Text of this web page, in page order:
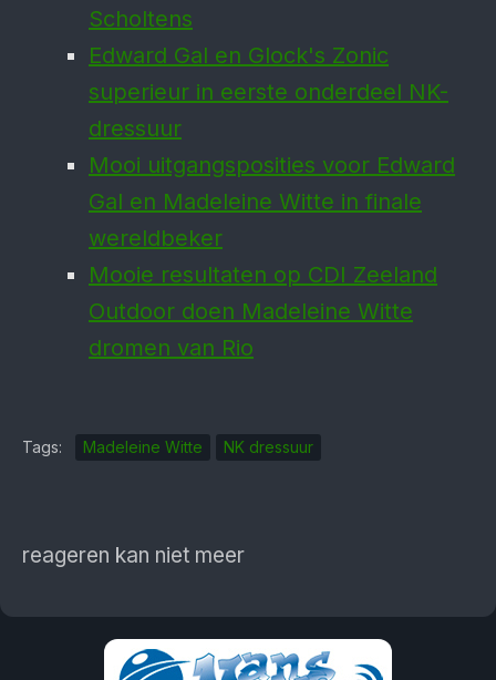
Scholtens
Edward Gal en Glock's Zonic
superieur in eerste onderdeel NK-
dressuur
Mooi uitgangsposities voor Edward
Gal en Madeleine Witte in finale
wereldbeker
Mooie resultaten op CDI Zeeland
Outdoor doen Madeleine Witte
dromen van Rio
Tags: Madeleine Witte NK dressuur
reageren kan niet meer